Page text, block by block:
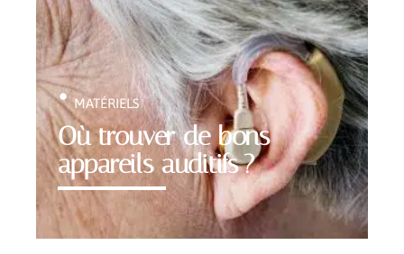
Où trouver de bons
appareils auditifs ?
MATÉRIELS